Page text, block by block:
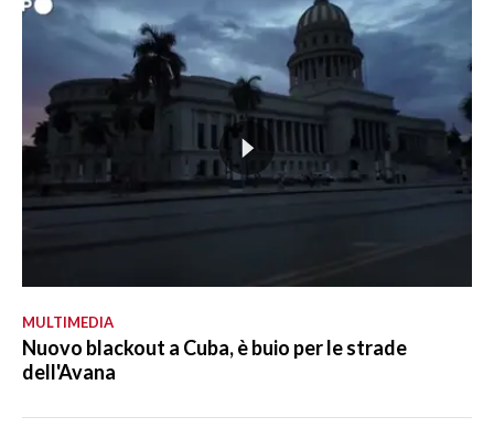
MULTIMEDIA
Nuovo blackout a Cuba, è buio per le strade
dell'Avana